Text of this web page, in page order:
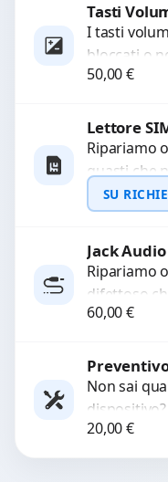
Tasti
I tasti
bloccati o
servizio di
50,00€
Lettore
Ripariamo
guasti che
ricambi
SU
Jack Audio
Ripariamo
difettoso
sonora o
60,00€
Non sai
check-up
avanzati
20,00€